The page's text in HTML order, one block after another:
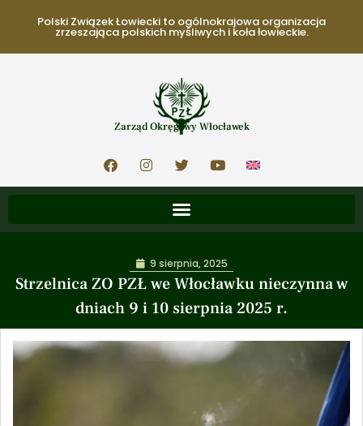
Polski Związek Łowiecki to ogólnokrajowa organizacja
zrzeszająca polskich myśliwych i koła łowieckie.
Zarząd Okręgowy Włocławek
Strzelnica ZO PZŁ we Włocławku nieczynna w
dniach 9 i 10 sierpnia 2025 r.
9 sierpnia, 2025